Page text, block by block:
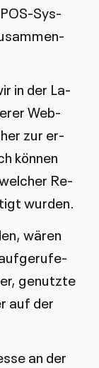
Sys­
in der La­
Web­
zur er­
kön­nen
Re­
wur­den.
wä­ren
auf­ge­ru­fe­
ge­nutz­te
auf der
an der